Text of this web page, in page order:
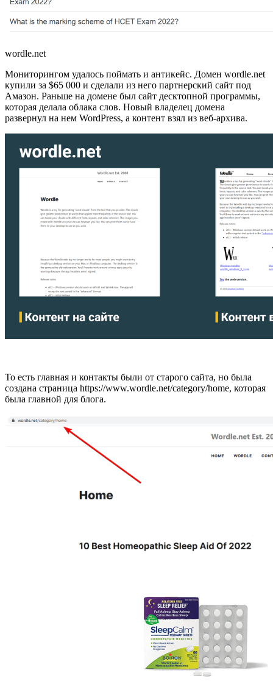
wordle.net
Мониторингом удалось поймать и антикейс. Домен wordle.net
купили за $65 000 и сделали из него партнерский сайт под
Амазон. Раньше на домене был сайт десктопной программы,
которая делала облака слов. Новый владелец домена
развернул на нем WordPress, а контент взял из веб-архива.
То есть главная и контакты были от старого сайта, но была
создана страница https://www.wordle.net/category/home, которая
была главной для блога.